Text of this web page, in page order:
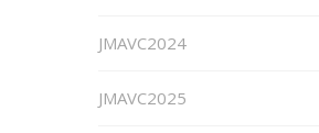
JMAVC2024
JMAVC2025